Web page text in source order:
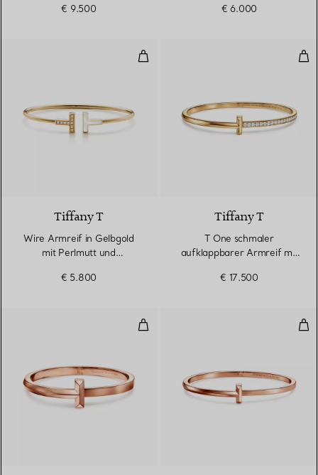
€ 9.500
€ 6.000
Wire Armreif in Gelbgold mit
Tiffany T
Wire Armreif in Gelbgold
mit Perlmutt und
€ 5.800
T
Tiffany T
T One schmaler
aufklappbarer Armreif mit
€ 17.500
T One breiter aufklappbarer T